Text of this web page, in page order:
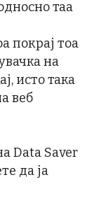
таа
покрај тоа
на
исто така
веб
Data Saver
да ја